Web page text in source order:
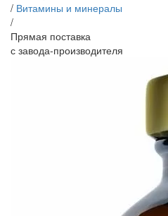
/ Витамины и минералы
/
Прямая поставка
с завода-производителя